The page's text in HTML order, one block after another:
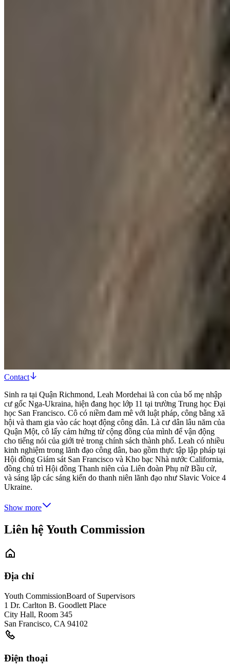
Contact
Sinh ra tại Quận Richmond, Leah Mordehai là con của bố mẹ nhập
cư gốc Nga-Ukraina, hiện đang học lớp 11 tại trường Trung học Đại
học San Francisco. Cô có niềm đam mê với luật pháp, công bằng xã
hội và tham gia vào các hoạt động công dân. Là cư dân lâu năm của
Quận Một, cô lấy cảm hứng từ cộng đồng của mình để vận động
cho tiếng nói của giới trẻ trong chính sách thành phố. Leah có nhiều
kinh nghiệm trong lãnh đạo công dân, bao gồm thực tập lập pháp tại
Hội đồng Giám sát San Francisco và Kho bạc Nhà nước California,
đồng chủ trì Hội đồng Thanh niên của Liên đoàn Phụ nữ Bầu cử,
và sáng lập các sáng kiến ​​do thanh niên lãnh đạo như Slavic Voice 4
Ukraine.
Show more
Liên hệ Youth Commission
Địa chỉ
Youth CommissionBoard of Supervisors
1 Dr. Carlton B. Goodlett Place
City Hall, Room 345
San Francisco, CA 94102
Điện thoại